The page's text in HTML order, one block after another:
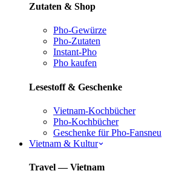
Zutaten & Shop
Pho-Gewürze
Pho-Zutaten
Instant-Pho
Pho kaufen
Lesestoff & Geschenke
Vietnam-Kochbücher
Pho-Kochbücher
Geschenke für Pho-Fansneu
Vietnam & Kultur
Travel — Vietnam